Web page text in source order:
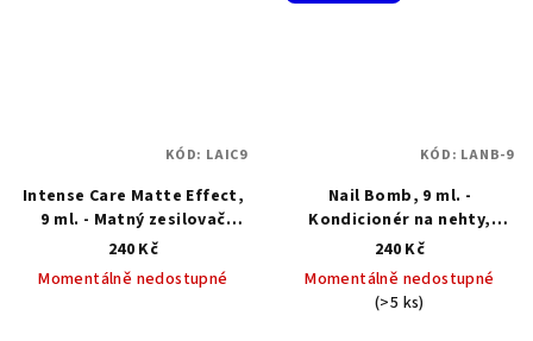
Intense Care Matte Effect,
9 ml. - Matný zesilovač
nehtů 9 ml
240 Kč
Momentálně nedostupné
KÓD: LAIC9
Nail Bomb, 9 ml. -
Kondicionér na nehty,
výživa na nehty
240 Kč
Momentálně nedostupné
(>5 ks)
KÓD: LANB-9